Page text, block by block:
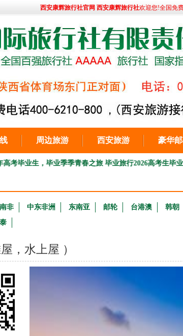
西安康辉旅行社官网 西安康辉旅行社欢迎您!全国免
周边旅游 西安旅游 豪华
，毕业季季青春之旅 毕业旅行2026高考生毕业季，毕
非 中东非洲 东南亚 邮轮 台港澳 韩朝
，水上屋 ）